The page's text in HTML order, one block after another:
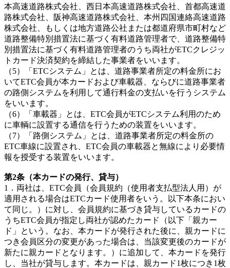
本高速道路株式会社、西日本高速道路株式会社、首都高速道
路株式会社、阪神高速道路株式会社、本州四国連絡高速道路
株式会社、もしくは地方道路公社または都道府県市町村など
道路整備特別措置法に基づく有料道路管理者で、道路整備特
別措置法に基づく有料道路管理者のうち両社がETCクレジッ
トカード決済契約を締結した事業者をいいます。
（5）「ETCシステム」とは、道路事業者所定の料金所にお
いてETC会員が本カードおよび車載器、ならびに道路事業者
の路側システムを利用して通行料金の支払いを行うシステム
をいいます。
（6）「車載器」とは、ETC会員がETCシステム利用のため
に車輌に設置する通信を行うための装置をいいます。
（7）「路側システム」とは、道路事業者所定の料金所の
ETC車線に設置され、ETC会員の車載器と無線により必要情
報を授受する装置をいいます。
第2条（本カードの発行、貸与）
1．両社は、ETC会員（会員規約（使用者支払型法人用）が
適用される場合はETCカード使用者をいう。以下本条におい
て同じ。）に対し、会員規約に基づき貸与しているカードの
うちETC会員が指定し両社が認めたカード（以下「親カー
ド」という。なお、本カードが発行された後に、親カードに
つき会員区分の変更があった場合は、当該変更後のカードが
新たに親カードとなります。）に追加して、本カードを発行
し、当社が貸与します。本カードは、親カード1枚につき1枚